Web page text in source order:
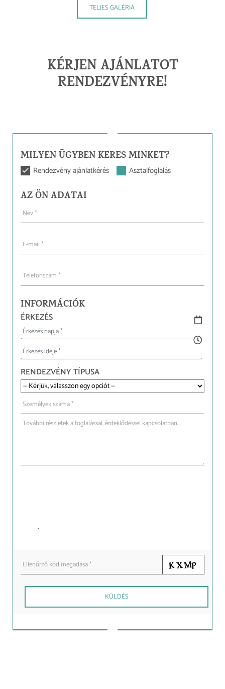
TELJES GALÉRIA
KÉRJEN AJÁNLATOT
RENDEZVÉNYRE!
MILYEN ÜGYBEN KERES MINKET?
Rendezvény ajánlatkérés Asztalfoglalás
AZ ÖN ADATAI
INFORMÁCIÓK
ÉRKEZÉS
RENDEZVÉNY TÍPUSA